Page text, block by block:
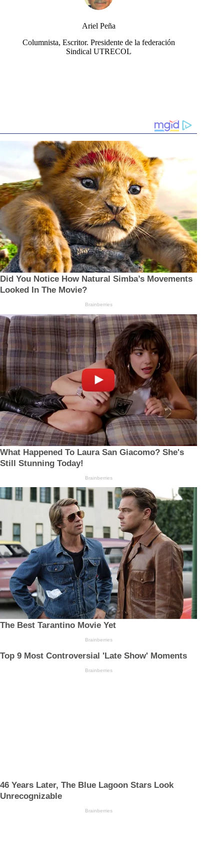
Ariel Peña
Columnista, Escritor. Presidente de la federación
Sindical UTRECOL